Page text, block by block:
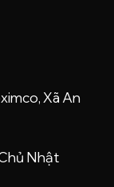
Xã An
Nhật